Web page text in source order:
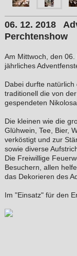
06. 12. 2018
Perchtenshow
Am Mittwoch, den
jährliches
Dabei durfte
traditionell die von
gespendeten
Die kleinen wie die
Glühwein, Tee, Bier,
verköstigt und zur
sowie diverse
Die Freiwillige
Besuchern, allen
das Dekorieren des
Im "Einsatz" für den